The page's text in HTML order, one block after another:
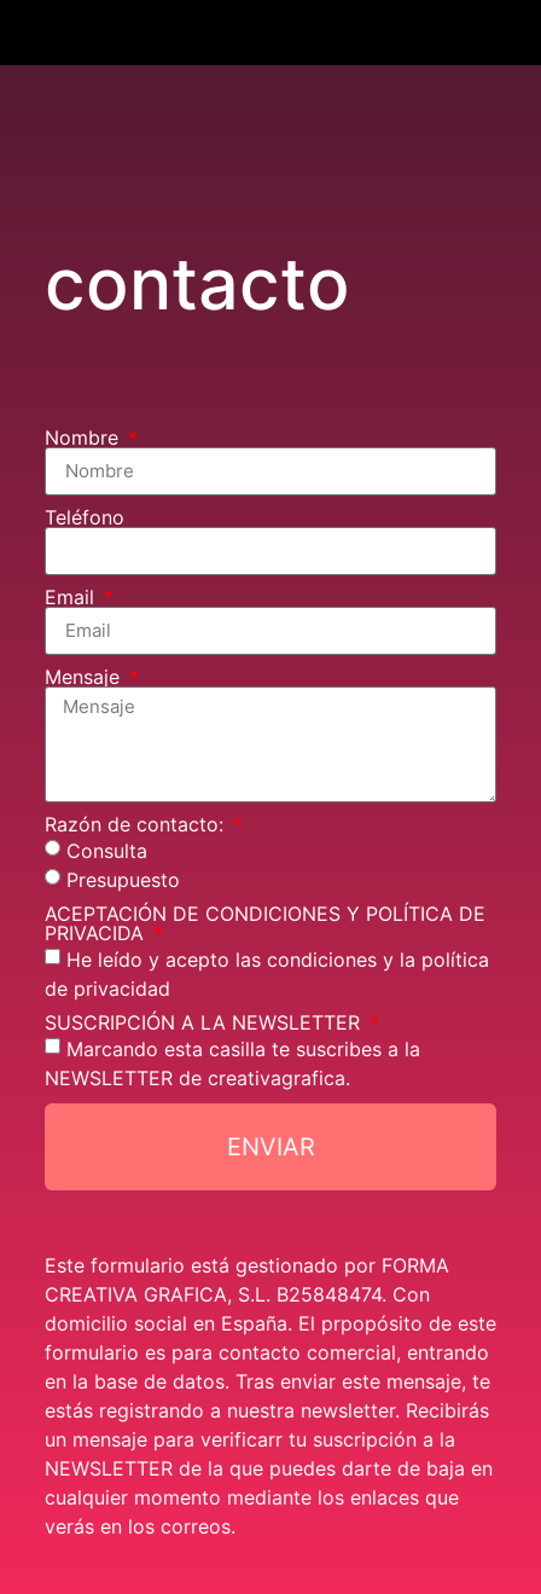
contacto
Nombre
Teléfono
Email
Mensaje
Razón de contacto:
Consulta
Presupuesto
ACEPTACIÓN DE CONDICIONES Y POLÍTICA DE
PRIVACIDA
He leído y acepto las condiciones y la política
de privacidad
SUSCRIPCIÓN A LA NEWSLETTER
Marcando esta casilla te suscribes a la
NEWSLETTER de creativagrafica.
ENVIAR
Este formulario está gestionado por FORMA
CREATIVA GRAFICA, S.L. B25848474. Con
domicilio social en España. El prpopósito de este
formulario es para contacto comercial, entrando
en la base de datos. Tras enviar este mensaje, te
estás registrando a nuestra newsletter. Recibirás
un mensaje para verificarr tu suscripción a la
NEWSLETTER de la que puedes darte de baja en
cualquier momento mediante los enlaces que
verás en los correos.